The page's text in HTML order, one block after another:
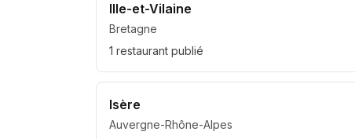
Ille-et-Vilaine
Bretagne
1 restaurant publié
Isère
Auvergne-Rhône-Alpes